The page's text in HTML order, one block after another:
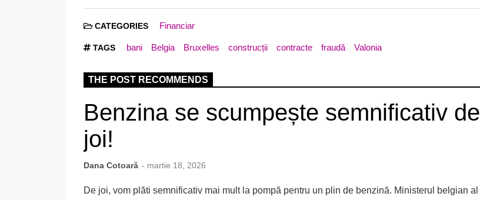
CATEGORIES Financiar
TAGS bani Belgia Bruxelles construcții contracte fraudă Valonia
THE POST RECOMMENDS
Benzina se scumpește semnificativ de
joi!
Dana Cotoară - martie 18, 2026
De joi, vom plăti semnificativ mai mult la pompă pentru un plin de benzină. Ministerul belgian al